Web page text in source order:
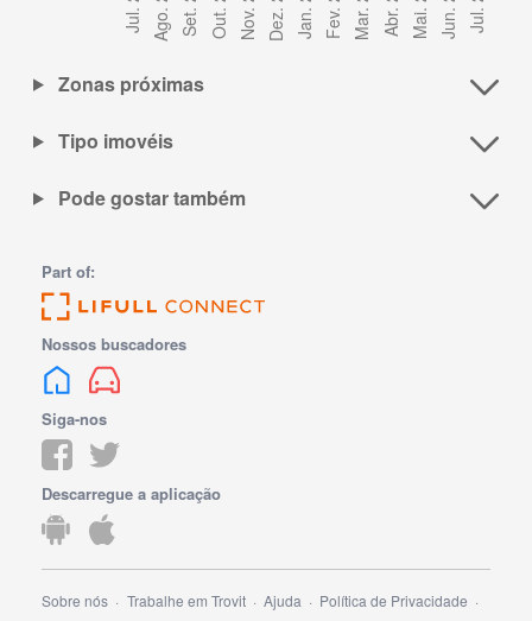
Zonas próximas
Tipo imovéis
Pode gostar também
Part of:
Nossos buscadores
Siga-nos
Descarregue a aplicação
Sobre nós Trabalhe em Trovit Ajuda Política de Privacidade